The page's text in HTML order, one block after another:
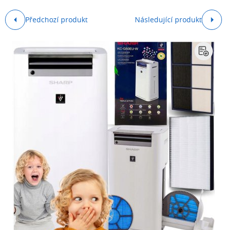
Předchozí produkt Následující produkt